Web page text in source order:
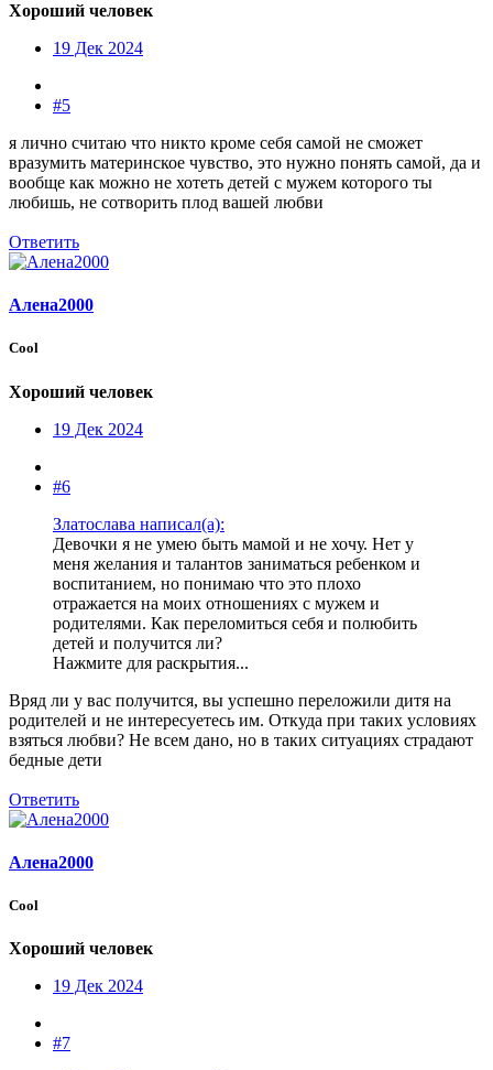
Хороший человек
19 Дек 2024
#5
я лично считаю что никто кроме себя самой не сможет
вразумить материнское чувство, это нужно понять самой, да и
вообще как можно не хотеть детей с мужем которого ты
любишь, не сотворить плод вашей любви
Ответить
Алена2000
Cool
Хороший человек
19 Дек 2024
#6
Златослава написал(а):
Девочки я не умею быть мамой и не хочу. Нет у
меня желания и талантов заниматься ребенком и
воспитанием, но понимаю что это плохо
отражается на моих отношениях с мужем и
родителями. Как переломиться себя и полюбить
детей и получится ли?
Нажмите для раскрытия...
Вряд ли у вас получится, вы успешно переложили дитя на
родителей и не интересуетесь им. Откуда при таких условиях
взяться любви? Не всем дано, но в таких ситуациях страдают
бедные дети
Ответить
Алена2000
Cool
Хороший человек
19 Дек 2024
#7